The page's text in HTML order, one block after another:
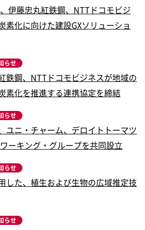
伊藤忠丸紅鉄鋼、NTTドコモビジ
素化に向けた建設GXソリューショ
らせ
鉄鋼、NTTドコモビジネスが地域の
素化を推進する連携協定を締結
らせ
ユニ・チャーム、デロイトトーマツ
ーキング・グループを共同設立
らせ
した、植生および生物の広域推定技
らせ